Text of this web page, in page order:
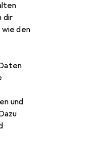
dir
wie den
und